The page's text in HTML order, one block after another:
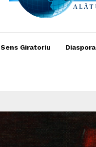
Sens Giratoriu Diaspora